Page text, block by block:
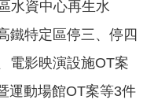
水資中心再生水
鐵特定區停三、停四
電影映演設施OT案
運動場館OT案等3件